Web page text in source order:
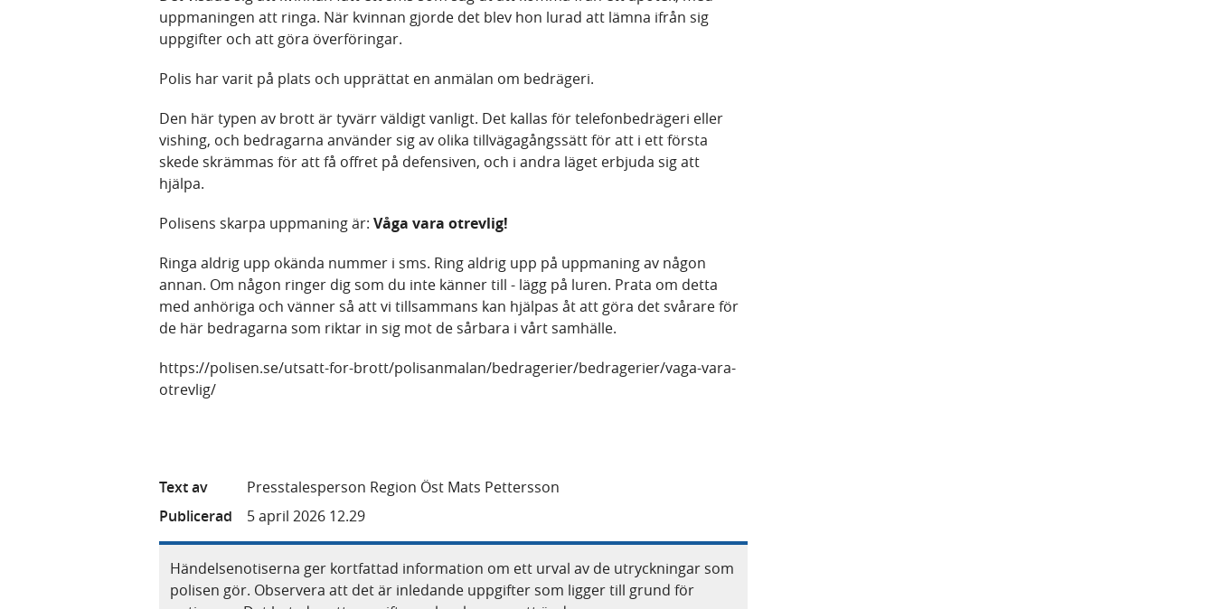
uppmaningen att ringa. När kvinnan gjorde det blev hon lurad att lämna ifrån sig
uppgifter och att göra överföringar.
Polis har varit på plats och upprättat en anmälan om bedrägeri.
Den här typen av brott är tyvärr väldigt vanligt. Det kallas för telefonbedrägeri eller
vishing, och bedragarna använder sig av olika tillvägagångssätt för att i ett första
skede skrämmas för att få offret på defensiven, och i andra läget erbjuda sig att
hjälpa.
Polisens skarpa uppmaning är: Våga vara otrevlig!
Ringa aldrig upp okända nummer i sms. Ring aldrig upp på uppmaning av någon
annan. Om någon ringer dig som du inte känner till - lägg på luren. Prata om detta
med anhöriga och vänner så att vi tillsammans kan hjälpas åt att göra det svårare för
de här bedragarna som riktar in sig mot de sårbara i vårt samhälle.
https://polisen.se/utsatt-for-brott/polisanmalan/bedragerier/bedragerier/vaga-vara-
otrevlig/
Text av
Presstalesperson Region Öst Mats Pettersson
Publicerad
5 april 2026 12.29
Händelsenotiserna ger kortfattad information om ett urval av de utryckningar som
polisen gör. Observera att det är inledande uppgifter som ligger till grund för